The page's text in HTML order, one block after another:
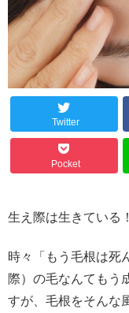
Twitter
Pocket
生え際は生きている！
時々「もう毛根は死
際）の毛なんてもう
すが、毛根をそんな